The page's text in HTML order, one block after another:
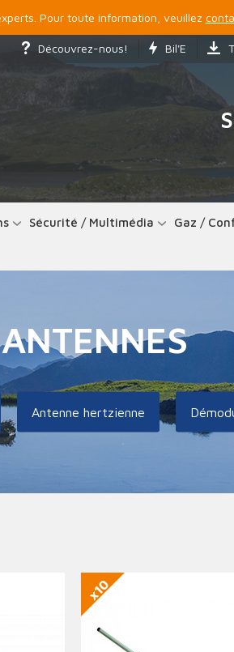
Pour toute information, veuillez
Découvrez-nous! Bil'E
Sécurité / Multimédia
Gaz /
ANTENNES
Antenne hertzienne
x10